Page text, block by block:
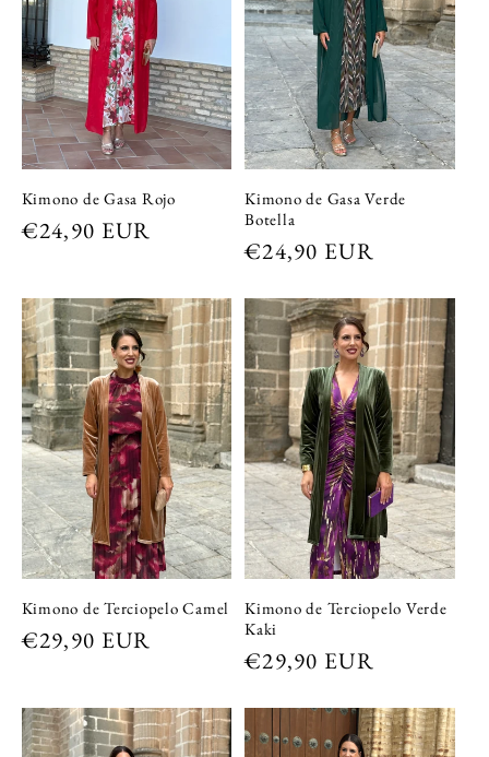
Kimono de Gasa Rojo
Precio
€24,90 EUR
Kimono de Gasa Verde
Botella
Precio
€24,90 EUR
Kimono de Terciopelo Camel
Precio
€29,90 EUR
Kimono de Terciopelo Verde
Kaki
Precio
€29,90 EUR